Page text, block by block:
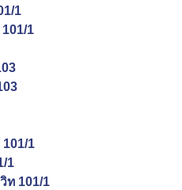
1
1
1
1
ท 101/1